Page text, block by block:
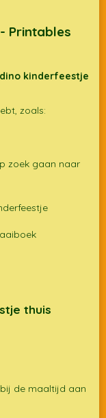
n
Printables
dino kinderfeestje
zoals:
zoek gaan naar
thuis
de maaltijd aan